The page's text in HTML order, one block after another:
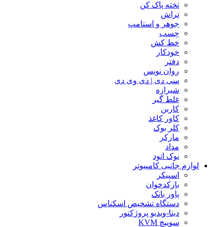
تخته پاک کن
تراش
جوهر و استامپ
چسب
خط کش
خودکار
دفتر
روان نویس
سی دی | دی وی دی
شیرازه
غلط گیر
کاربن
کاور کاغذ
کلر بوک
مارکر
مداد
نوک اتود
لوازم جانبی کامپیوتر
اسپیکر
بارکدخوان
پاور بانک
دستگاه تشخیص اسکناس
دیتا-ویدیو پروژکتور
سوییچ KVM